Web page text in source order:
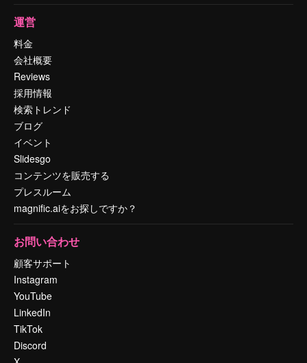
運営
料金
会社概要
Reviews
採用情報
検索トレンド
ブログ
イベント
Slidesgo
コンテンツを販売する
プレスルーム
magnific.aiをお探しですか？
お問い合わせ
顧客サポート
Instagram
YouTube
LinkedIn
TikTok
Discord